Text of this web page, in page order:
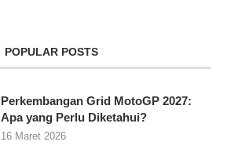
POPULAR POSTS
Perkembangan Grid MotoGP 2027:
Apa yang Perlu Diketahui?
16 Maret 2026